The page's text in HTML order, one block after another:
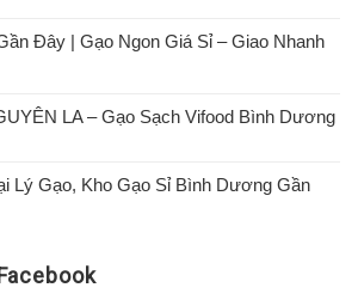
Đây | Gạo Ngon Giá Sỉ – Giao Nhanh
LA – Gạo Sạch Vifood Bình Dương
Lý Gạo, Kho Gạo Sỉ Bình Dương Gần